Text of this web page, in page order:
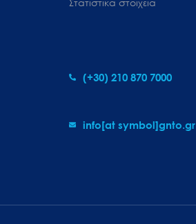
(+30) 210 870 7000
info[at symbol]gnto.gr